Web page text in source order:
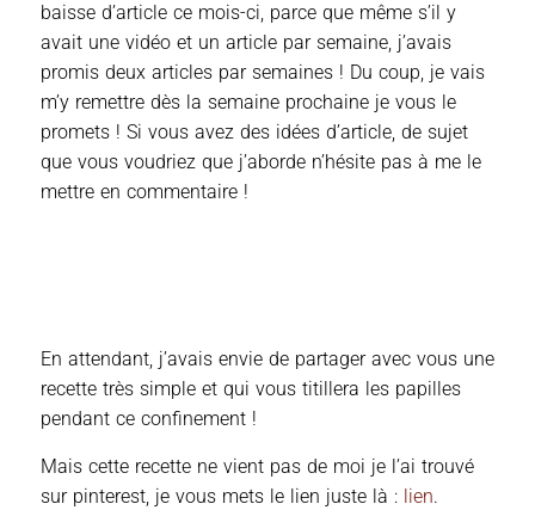
baisse d’article ce mois-ci, parce que même s’il y
avait une vidéo et un article par semaine, j’avais
promis deux articles par semaines ! Du coup, je vais
m’y remettre dès la semaine prochaine je vous le
promets ! Si vous avez des idées d’article, de sujet
que vous voudriez que j’aborde n’hésite pas à me le
mettre en commentaire !
En attendant, j’avais envie de partager avec vous une
recette très simple et qui vous titillera les papilles
pendant ce confinement !
Mais cette recette ne vient pas de moi je l’ai trouvé
sur pinterest, je vous mets le lien juste là : lien.